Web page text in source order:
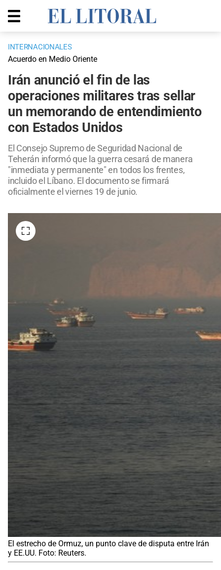
INTERNACIONALES
Acuerdo en Medio Oriente
Irán anunció el fin de las
operaciones militares tras sellar
un memorando de entendimiento
con Estados Unidos
El Consejo Supremo de Seguridad Nacional de
Teherán informó que la guerra cesará de manera
"inmediata y permanente" en todos los frentes,
incluido el Líbano. El documento se firmará
oficialmente el viernes 19 de junio.
El estrecho de Ormuz, un punto clave de disputa entre Irán
y EE.UU. Foto: Reuters.